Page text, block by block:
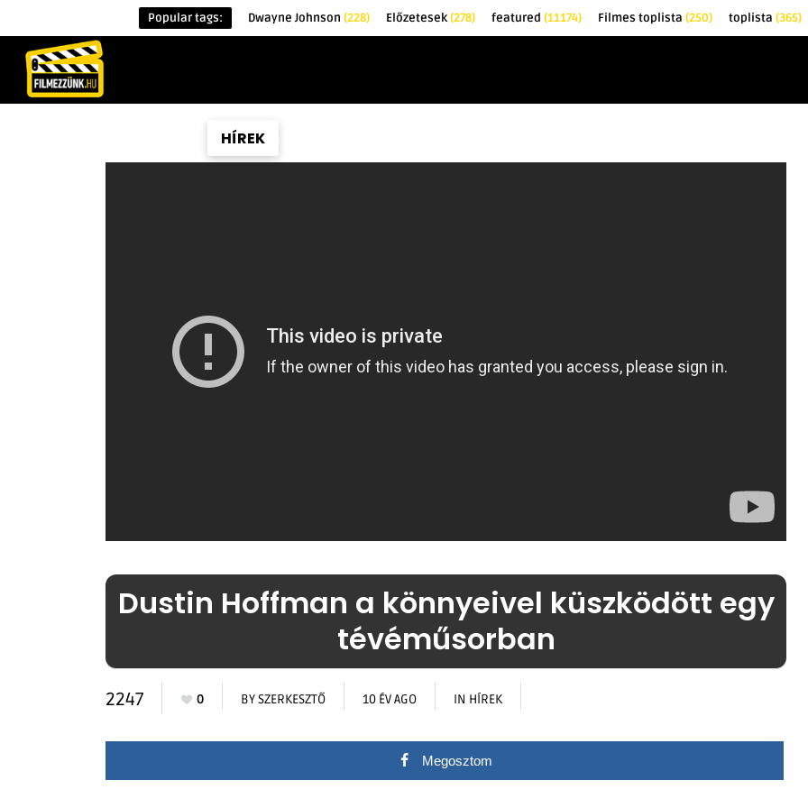
Popular tags: Dwayne Johnson (228) Előzetesek(278) featured (11174) Filmes toplista (250) toplista (365)
HÍREK
Dustin Hoffman a könnyeivel küszködött egy
tévéműsorban
2247 0 BYSZERKESZTŐ 10 ÉV AGO IN HÍREK
Megosztom